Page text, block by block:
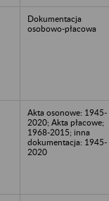
Dokumentacja
osobowo-płacowa
Akta osonowe: 1945-
2020; Akta płacowe;
1968-2015; inna
dokumentacja: 1945-
2020